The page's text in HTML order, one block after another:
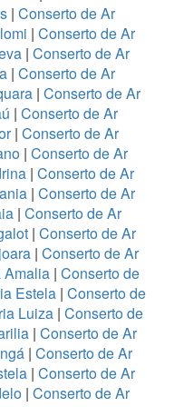
| Conserto de Ar
| Conserto de Ar
| Conserto de Ar
| Conserto de Ar
| Conserto de Ar
| Conserto de Ar
| Conserto de Ar
| Conserto de Ar
| Conserto de Ar
| Conserto de Ar
| Conserto de Ar
| Conserto de Ar
| Conserto de Ar
Amalia| Conserto de
Estela | Conserto de
Luiza | Conserto de
| Conserto de Ar
| Conserto de Ar
| Conserto de Ar
| Conserto de Ar